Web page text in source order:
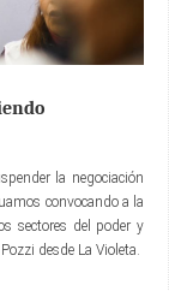
la negociación
convocando a la
sectores del poder y
desde La Violeta.